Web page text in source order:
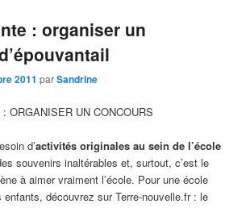
: organiser un
2011 parSandrine
ORGANISER UN CONCOURS
d’activités originales au sein de l’école
souvenirs inaltérables et, surtout, c’est le
à aimer vraiment l’école. Pour une école
découvrez sur Terre-nouvelle.fr : le